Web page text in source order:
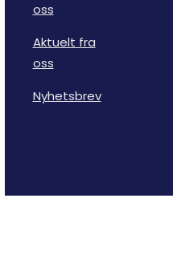
oss
Aktuelt fra
oss
Nyhetsbrev